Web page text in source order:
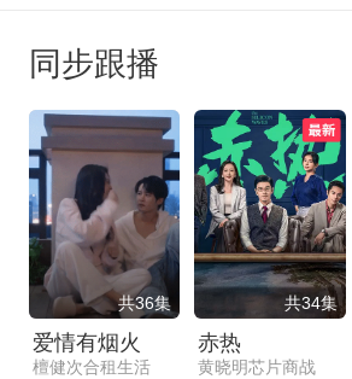
同步跟播
共36集
爱情有烟火
檀健次合租生活
共34集
赤热
黄晓明芯片商战